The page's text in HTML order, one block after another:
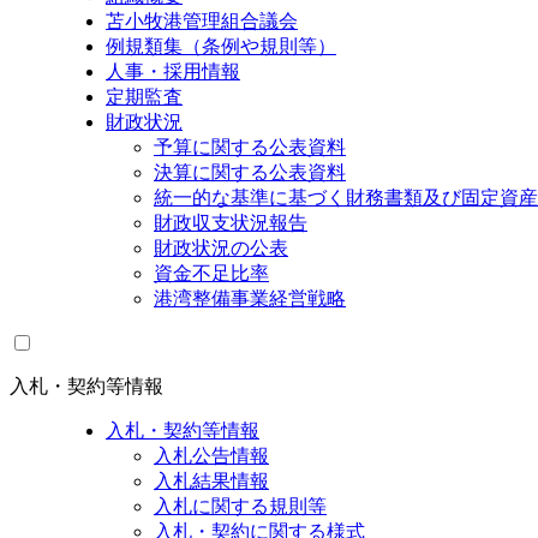
苫小牧港管理組合議会
例規類集（条例や規則等）
人事・採用情報
定期監査
財政状況
予算に関する公表資料
決算に関する公表資料
統一的な基準に基づく財務書類及び固定資
財政収支状況報告
財政状況の公表
資金不足比率
港湾整備事業経営戦略
入札・契約等情報
入札・契約等情報
入札公告情報
入札結果情報
入札に関する規則等
入札・契約に関する様式